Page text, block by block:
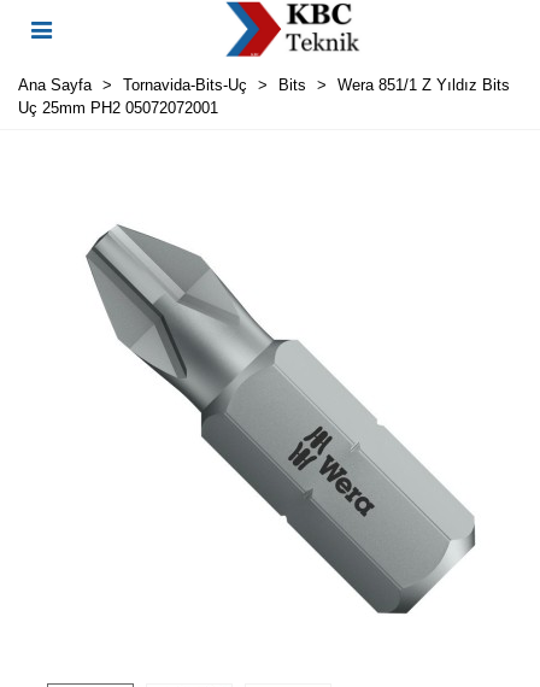
Ana Sayfa > Tornavida-Bits-Uç > Bits >
Wera 851/1 Z Yıldız Bits
Uç 25mm PH2 05072072001